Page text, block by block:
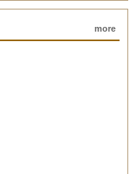
more